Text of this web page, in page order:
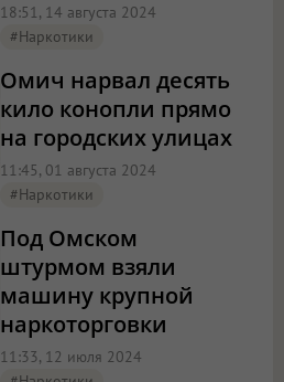
18:51, 14 августа 2024
#наркотики
Омич нарвал десять
кило конопли прямо
на городских улицах
11:45, 01 августа 2024
#наркотики
Под Омском
штурмом взяли
машину крупной
наркоторговки
11:33, 12 июля 2024